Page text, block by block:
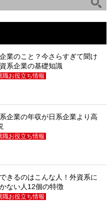
業のこと？今さらすぎて聞け
系企業の基礎知識
職お役立ち情報
企業の年収が日系企業より高
職お役立ち情報
きるのはこんな人！外資系に
ない人12個の特徴
職お役立ち情報